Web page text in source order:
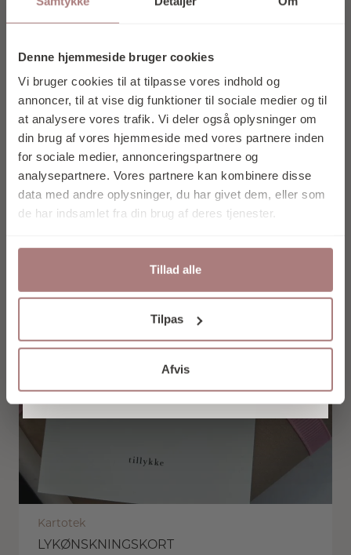
Denne hjemmeside bruger cookies
Vi bruger cookies til at tilpasse vores indhold og
annoncer, til at vise dig funktioner til sociale medier og til
at analysere vores trafik. Vi deler også oplysninger om
din brug af vores hjemmeside med vores partnere inden
for sociale medier, annonceringspartnere og
analysepartnere. Vores partnere kan kombinere disse
data med andre oplysninger, du har givet dem, eller som
de har indsamlet fra din brug af deres tjenester.
Tillad alle
Tilpas
Afvis
Kartotek
VINYL STICKER
20,00 kr.
Vælg muligheder
Kartotek
LYKØNSKNINGSKORT
NYHEDSBREV
OG FÅ 10% I
RABAT PÅ DIT
FØRSTE KØB
Tilmeld mig nu
Nej tak
Ved at tilmelde dig accepterer du at
modtage e-mail marketing.
måneden, og du kan til enhver tid afmelde